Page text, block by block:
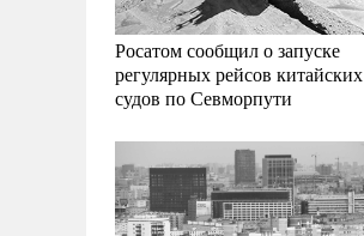
Росатом сообщил о запуске
регулярных рейсов китайских
судов по Севморпути